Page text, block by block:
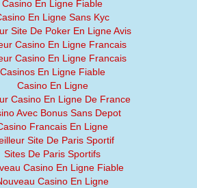
Casino En Ligne Fiable
En Ligne Sans Kyc
Site De Poker En Ligne Avis
Casino En Ligne Francais
Casino En Ligne Francais
Casinos En Ligne Fiable
Casino En Ligne
Casino En Ligne De France
Avec Bonus Sans Depot
Francais En Ligne
Site De Paris Sportif
Sites De Paris Sportifs
Casino En Ligne Fiable
Casino En Ligne